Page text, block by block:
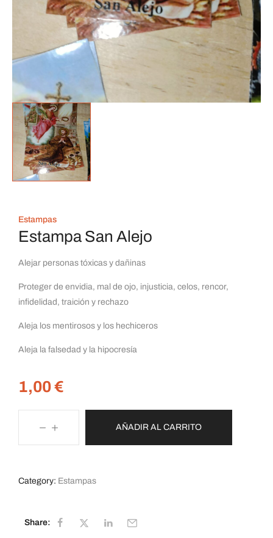
Estampas
Estampa San Alejo
Alejar personas tóxicas y dañinas
Proteger de envidia, mal de ojo, injusticia, celos, rencor,
infidelidad, traición y rechazo
Aleja los mentirosos y los hechiceros
Aleja la falsedad y la hipocresía
1,00€
AÑADIR AL CARRITO
Category: Estampas
Share: